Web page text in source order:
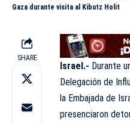
Gaza durante visita al Kibutz Holit
SHARE
Israel.- Durante
Delegación de
la Embajada de
presenciaron